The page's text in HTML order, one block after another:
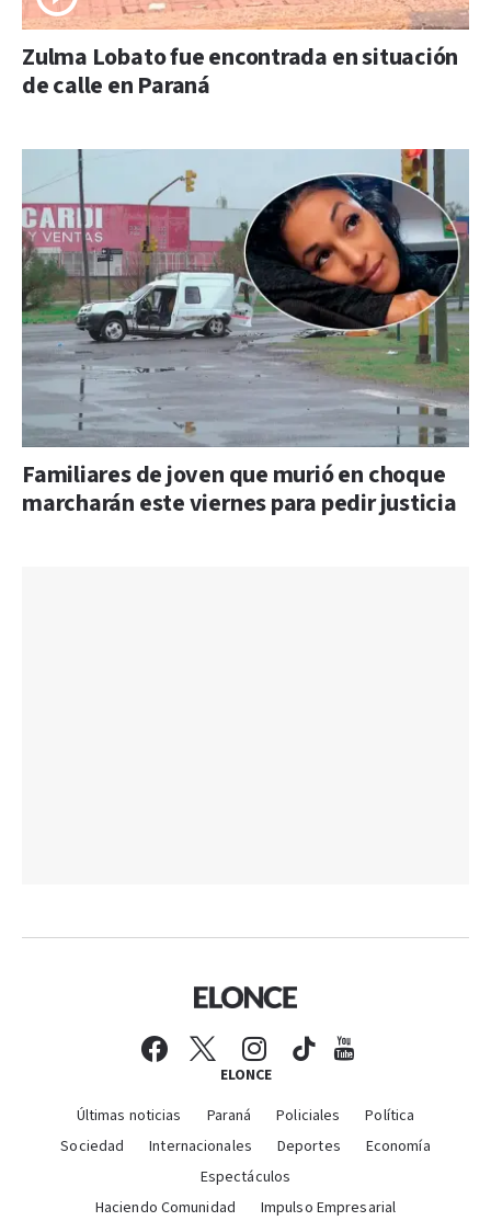
Zulma Lobato fue encontrada en situación
de calle en Paraná
Familiares de joven que murió en choque
marcharán este viernes para pedir justicia
ELONCE
Últimas noticias Paraná Policiales
Política
Sociedad
Internacionales Deportes
Economía
Espectáculos
Haciendo Comunidad
Impulso Empresarial